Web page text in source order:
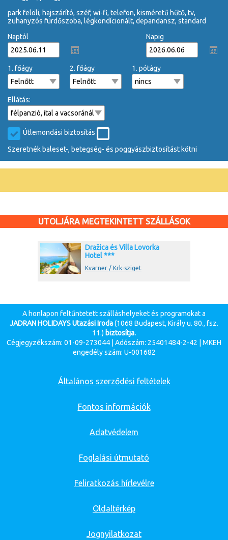
park felöli, hajszárító, széf, wi-fi, telefon, kisméretű hűtő, tv,
zuhanyzós fürdőszoba, légkondícionált, depandansz, standard
Naptól
Napig
1. főágy 2. főágy 1. pótágy
Ellátás:
Útlemondási biztosítás
Szeretnék baleset-, betegség- és poggyászbiztosítást kötni
UTOLJÁRA MEGTEKINTETT SZÁLLÁSOK
Dražica és Villa Lovorka
Hotel ***
Kvarner / Krk-sziget
A honlapon feltűntetett szálláshelyeket és programokat a
JADRAN HOLIDAYS Utazási Iroda(1068 Budapest, Király u. 80., fsz.
11.) biztosítja.
Cégjegyzékszám: 01-09-273044 | Adószám: 25401484-2-42 | MKEH
engedély szám: U-001682
Általános szerződési feltételek
Fontos információk
Adatvédelem
Foglalási útmutató
Feliratkozás hírlevélre
Oldaltérkép
Jognyilatkozat